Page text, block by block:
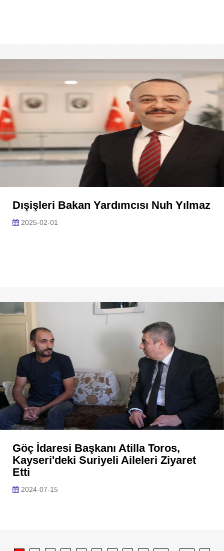
Dışişleri Bakan Yardımcısı Nuh Yılmaz
2025-02-01
Göç İdaresi Başkanı Atilla Toros,
Kayseri'deki Suriyeli Aileleri Ziyaret
Etti
2024-07-15